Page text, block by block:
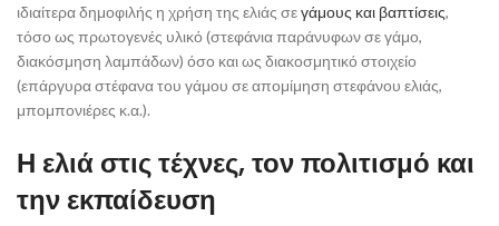
ιδιαίτερα δημοφιλής η χρήση της ελιάς σεγάμους και βαπτίσεις,
τόσο ως πρωτογενές υλικό (στεφάνια παράνυφων σε γάμο,
διακόσμηση λαμπάδων) όσο και ως διακοσμητικό στοιχείο
(επάργυρα στέφανα του γάμου σε απομίμηση στεφάνου ελιάς,
μπομπονιέρες κ.α.).
Η ελιά στις τέχνες, τον πολιτισμό και
την εκπαίδευση